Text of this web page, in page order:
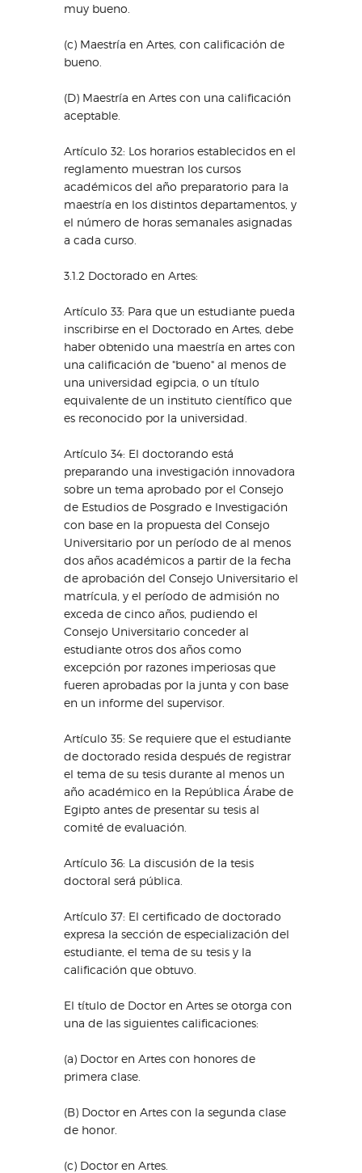
muy bueno.
(c) Maestría en Artes, con calificación de
bueno.
(D) Maestría en Artes con una calificación
aceptable.
Artículo 32: Los horarios establecidos en el
reglamento muestran los cursos
académicos del año preparatorio para la
maestría en los distintos departamentos, y
el número de horas semanales asignadas
a cada curso.
3.1.2 Doctorado en Artes:
Artículo 33: Para que un estudiante pueda
inscribirse en el Doctorado en Artes, debe
haber obtenido una maestría en artes con
una calificación de "bueno" al menos de
una universidad egipcia, o un título
equivalente de un instituto científico que
es reconocido por la universidad.
Artículo 34: El doctorando está
preparando una investigación innovadora
sobre un tema aprobado por el Consejo
de Estudios de Posgrado e Investigación
con base en la propuesta del Consejo
Universitario por un período de al menos
dos años académicos a partir de la fecha
de aprobación del Consejo Universitario el
matrícula, y el período de admisión no
exceda de cinco años, pudiendo el
Consejo Universitario conceder al
estudiante otros dos años como
excepción por razones imperiosas que
fueren aprobadas por la junta y con base
en un informe del supervisor.
Artículo 35: Se requiere que el estudiante
de doctorado resida después de registrar
el tema de su tesis durante al menos un
año académico en la República Árabe de
Egipto antes de presentar su tesis al
comité de evaluación.
Artículo 36: La discusión de la tesis
doctoral será pública.
Artículo 37: El certificado de doctorado
expresa la sección de especialización del
estudiante, el tema de su tesis y la
calificación que obtuvo.
El título de Doctor en Artes se otorga con
una de las siguientes calificaciones:
(a) Doctor en Artes con honores de
primera clase.
(B) Doctor en Artes con la segunda clase
de honor.
(c) Doctor en Artes.